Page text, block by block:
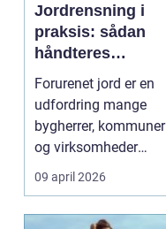
Jordrensning i
praksis: sådan
håndteres
forurenet jord
ansvarligt
Forurenet jord er en
udfordring mange
bygherrer, kommuner
og virksomheder
møder, når gamle
industrig...
09 april 2026